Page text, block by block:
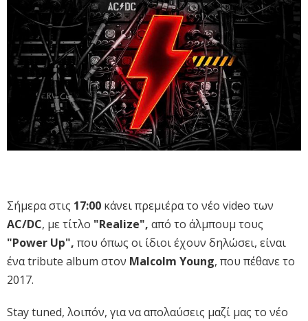
Σήμερα στις 17:00 κάνει πρεμιέρα το νέο video των
AC/DC, με τίτλο "Realize", από το άλμπουμ τους
"Power Up", που όπως οι ίδιοι έχουν δηλώσει, είναι
ένα tribute album στον Malcolm Young, που πέθανε το
2017.
Stay tuned, λοιπόν, για να απολαύσεις μαζί μας το νέο